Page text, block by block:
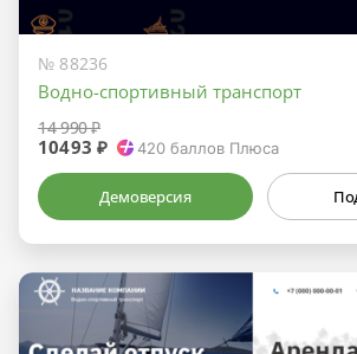
№ 88236
Водно-спортивный транспорт
14 990 ₽
10493 ₽ 420 баллов Плюса
Демоверсия